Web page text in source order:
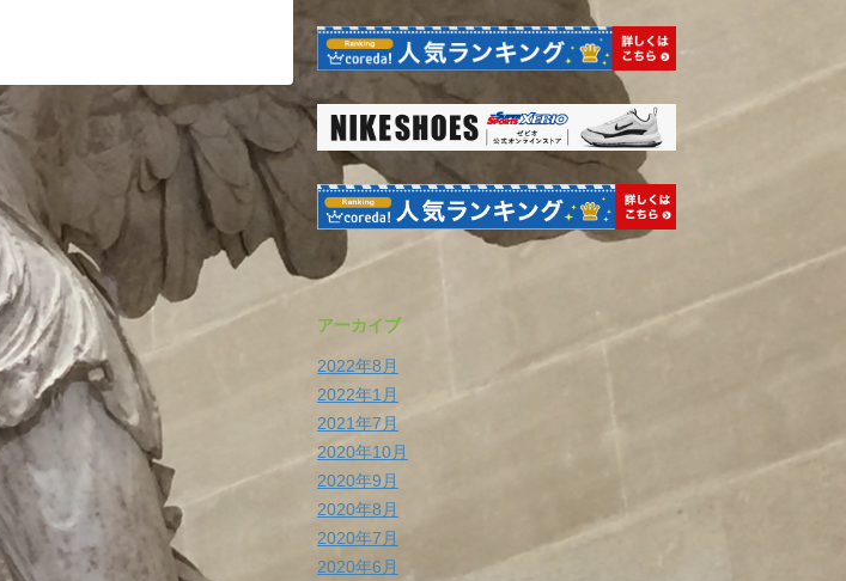
アーカイブ
2022年8月
2022年1月
2021年7月
2020年10月
2020年9月
2020年8月
2020年7月
2020年6月